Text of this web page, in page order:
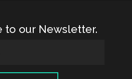
to our Newsletter.